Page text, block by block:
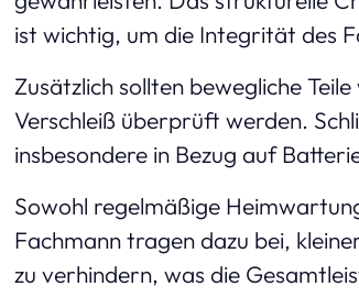
ist wichtig, um die Integrität des
Zusätzlich sollten bewegliche
Verschleiß überprüft werden.
insbesondere in Bezug auf
Sowohl regelmäßige
Fachmann tragen dazu bei,
zu verhindern, was die